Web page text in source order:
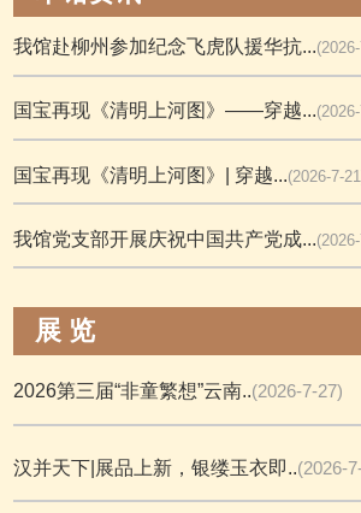
我馆赴柳州参加纪念飞虎队援华抗...
国宝再现《清明上河图》——穿越...
国宝再现《清明上河图》| 穿越...(2026-7-
我馆党支部开展庆祝中国共产党成...
展 览
2026第三届“非童繁想”云南..(2026-7-27)
汉并天下|展品上新，银缕玉衣即..(2026-